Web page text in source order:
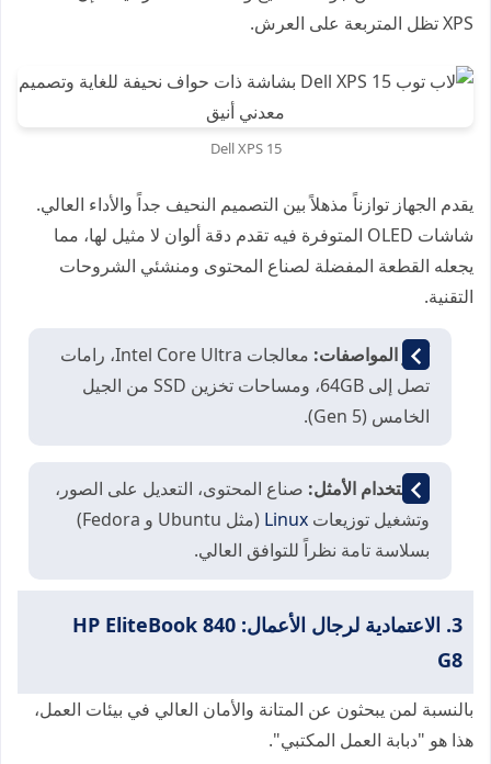
XPS تظل المتربعة على العرش.
Dell XPS 15
يقدم الجهاز توازناً مذهلاً بين التصميم النحيف جداً والأداء العالي.
شاشات OLED المتوفرة فيه تقدم دقة ألوان لا مثيل لها، مما
يجعله القطعة المفضلة لصناع المحتوى ومنشئي الشروحات
التقنية.
أبرز المواصفات:
معالجات Intel Core Ultra، رامات
تصل إلى 64GB، ومساحات تخزين SSD من الجيل
الخامس (Gen 5).
الاستخدام الأمثل: صناع المحتوى، التعديل على الصور،
وتشغيل توزيعات Linux
(مثل Ubuntu و Fedora)
بسلاسة تامة نظراً للتوافق العالي.
3. الاعتمادية لرجال الأعمال: HP EliteBook 840
G8
بالنسبة لمن يبحثون عن المتانة والأمان العالي في بيئات العمل،
هذا هو "دبابة العمل المكتبي".